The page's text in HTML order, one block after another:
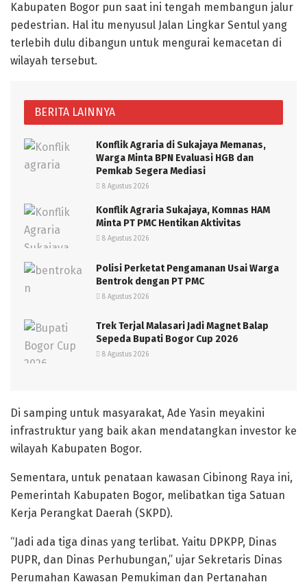
Kabupaten Bogor pun saat ini tengah membangun jalur
pedestrian. Hal itu menyusul Jalan Lingkar Sentul yang
terlebih dulu dibangun untuk mengurai kemacetan di
wilayah tersebut.
BERITA LAINNYA
Konflik Agraria di Sukajaya Memanas,
Warga Minta BPN Evaluasi HGB dan
Pemkab Segera Mediasi
8 Agustus 2026
Konflik Agraria Sukajaya, Komnas HAM
Minta PT PMC Hentikan Aktivitas
8 Agustus 2026
Polisi Perketat Pengamanan Usai Warga
Bentrok dengan PT PMC
8 Agustus 2026
Trek Terjal Malasari Jadi Magnet Balap
Sepeda Bupati Bogor Cup 2026
8 Agustus 2026
Di samping untuk masyarakat, Ade Yasin meyakini
infrastruktur yang baik akan mendatangkan investor ke
wilayah Kabupaten Bogor.
Sementara, untuk penataan kawasan Cibinong Raya ini,
Pemerintah Kabupaten Bogor, melibatkan tiga Satuan
Kerja Perangkat Daerah (SKPD).
“Jadi ada tiga dinas yang terlibat. Yaitu DPKPP, Dinas
PUPR, dan Dinas Perhubungan,” ujar Sekretaris Dinas
Perumahan Kawasan Pemukiman dan Pertanahan